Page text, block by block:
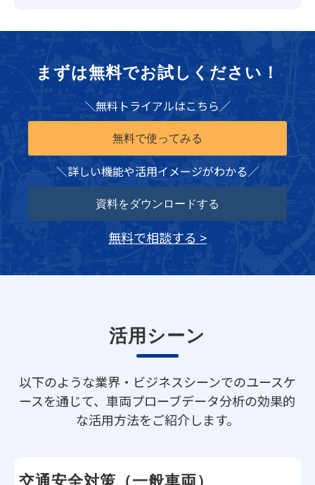
まずは無料でお試しください！
＼無料トライアルはこちら／
無料で使ってみる
＼詳しい機能や活用イメージがわかる／
資料をダウンロードする
無料で相談する >
活用シーン
以下のような業界・ビジネスシーンでのユースケ
ースを通じて、車両プローブデータ分析の効果的
な活用方法をご紹介します。
交通安全対策（一般車両）